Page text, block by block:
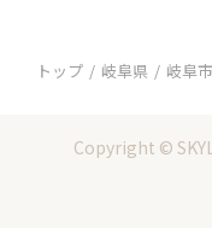
トップ 岐阜県 岐阜市
Copyright ©